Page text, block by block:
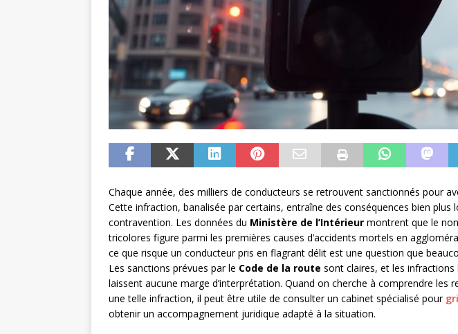
Chaque année, des milliers de conducteurs se retrouvent sanctionnés pour
Cette infraction, banalisée par certains, entraîne des conséquences bien plus
contravention. Les données du Ministère de l’Intérieur montrent que le
tricolores figure parmi les premières causes d’accidents mortels en
ce que risque un conducteur pris en flagrant délit est une question que
Les sanctions prévues par le Code de la route sont claires, et les infractions
laissent aucune marge d’interprétation. Quand on cherche à comprendre les
une telle infraction, il peut être utile de consulter un cabinet spécialisé pour
obtenir un accompagnement juridique adapté à la situation.